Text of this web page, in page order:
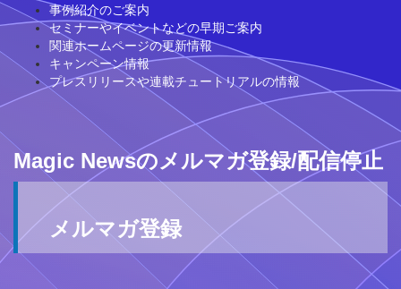
事例紹介のご案内
セミナーやイベントなどの早期ご案内
関連ホームページの更新情報
キャンペーン情報
プレスリリースや連載チュートリアルの情報
Magic Newsのメルマガ登録/配信停止
メルマガ登録